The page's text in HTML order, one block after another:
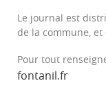
Le journal est
de la commune,
Pour tout
fontanil.fr